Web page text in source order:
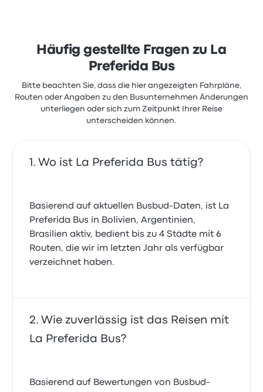
Häufig gestellte Fragen zu La
Preferida Bus
Bitte beachten Sie, dass die hier angezeigten Fahrpläne,
Routen oder Angaben zu den Busunternehmen Änderungen
unterliegen oder sich zum Zeitpunkt Ihrer Reise
unterscheiden können.
Wo ist La Preferida Bus tätig?
Basierend auf aktuellen Busbud-Daten, ist La
Preferida Bus in Bolivien, Argentinien,
Brasilien aktiv, bedient bis zu 4 Städte mit 6
Routen, die wir im letzten Jahr als verfügbar
verzeichnet haben.
Wie zuverlässig ist das Reisen mit
La Preferida Bus?
Basierend auf Bewertungen von Busbud-